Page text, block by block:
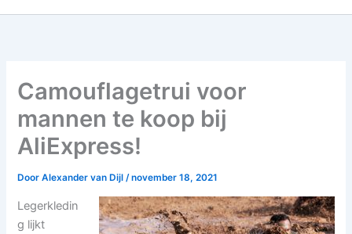
Camouflagetrui voor
mannen te koop bij
AliExpress!
DoorAlexander van Dijl/november 18, 2021
Legerkledin
g lijkt